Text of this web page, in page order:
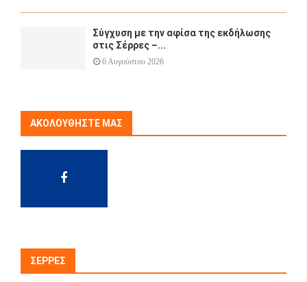
Σύγχυση με την αφίσα της εκδήλωσης
στις Σέρρες –...
6 Αυγούστου 2026
ΑΚΟΛΟΥΘΉΣΤΕ ΜΑΣ
ΣΈΡΡΕΣ